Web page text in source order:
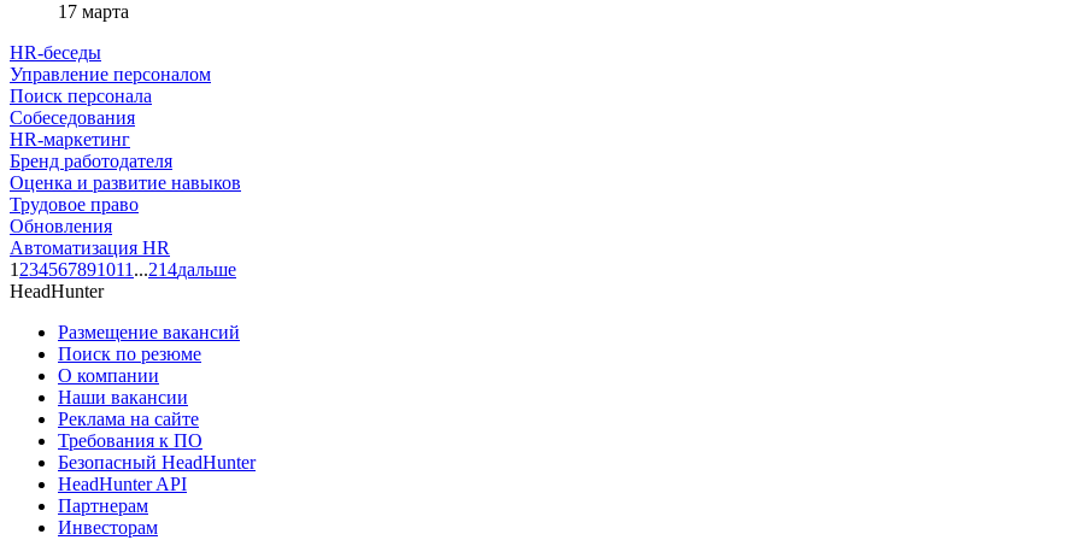
17 марта
HR-беседы
Управление персоналом
Поиск персонала
Собеседования
HR-маркетинг
Бренд работодателя
Оценка и развитие навыков
Трудовое право
Обновления
Автоматизация HR
1 234567891011 ...214дальше
HeadHunter
Размещение вакансий
Поиск по резюме
О компании
Наши вакансии
Реклама на сайте
Требования к ПО
Безопасный HeadHunter
HeadHunter API
Партнерам
Инвесторам